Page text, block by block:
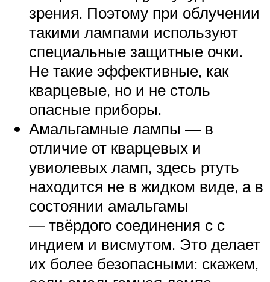
зрения. Поэтому при облучении
такими лампами используют
специальные защитные очки.
Не такие эффективные, как
кварцевые, но и не столь
опасные приборы.
Амальгамные лампы — в
отличие от кварцевых и
увиолевых ламп, здесь ртуть
находится не в жидком виде, а в
состоянии амальгамы
— твёрдого соединения с с
индием и висмутом. Это делает
их более безопасными: скажем,